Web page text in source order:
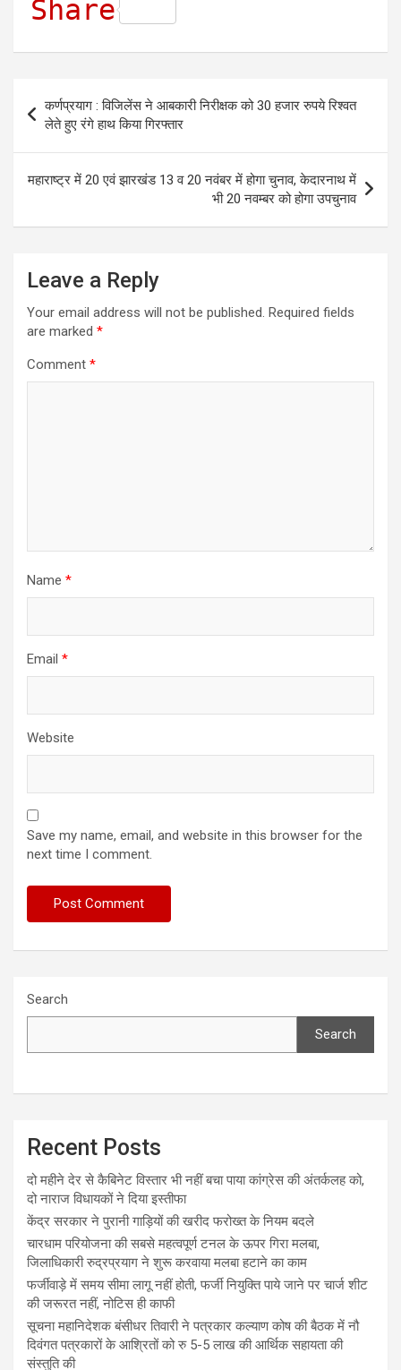
t
s
A
p
p
e
b
o
o
k
s
s
e
n
g
e
i
t
e
r
i
l
e
g
r
a
m
Share
navigation
कर्णप्रयाग : विजिलेंस ने आबकारी निरीक्षक को 30 हजार रुपये रिश्वत
लेते हुए रंगे हाथ किया गिरफ्तार
महाराष्ट्र में 20 एवं झारखंड 13 व 20 नवंबर में होगा चुनाव, केदारनाथ में
भी 20 नवम्बर को होगा उपचुनाव
Leave a Reply
Your email address will not be published. Required fields
are marked *
Comment *
Name *
Email *
Website
Save my name, email, and website in this browser for the
next time I comment.
Search
Search
Recent Posts
दो महीने देर से कैबिनेट विस्तार भी नहीं बचा पाया कांग्रेस की अंतर्कलह को,
दो नाराज विधायकों ने दिया इस्तीफा
केंद्र सरकार ने पुरानी गाड़ियों की खरीद फरोख्त के नियम बदले
चारधाम परियोजना की सबसे महत्वपूर्ण टनल के ऊपर गिरा मलबा,
जिलाधिकारी रुद्रप्रयाग ने शुरू करवाया मलबा हटाने का काम
फर्जीवाड़े में समय सीमा लागू नहीं होती, फर्जी नियुक्ति पाये जाने पर चार्ज शीट
की जरूरत नहीं, नोटिस ही काफी
सूचना महानिदेशक बंसीधर तिवारी ने पत्रकार कल्याण कोष की बैठक में नौ
दिवंगत पत्रकारों के आश्रितों को रु 5-5 लाख की आर्थिक सहायता की
संस्तुति की